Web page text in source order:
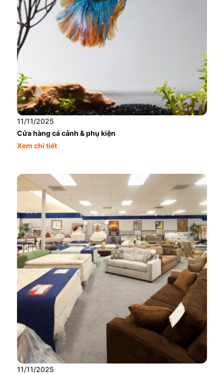
11/11/2025
Cửa hàng cá cảnh & phụ kiện
Xem chi tiết
11/11/2025